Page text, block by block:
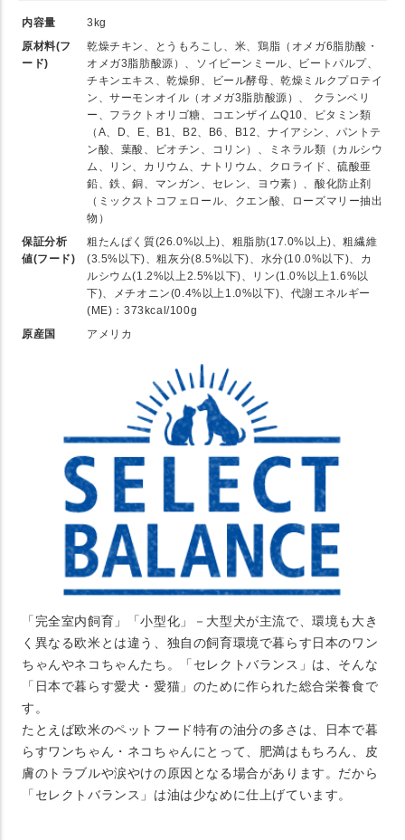
内容量
3kg
原材料(フ
ード)
乾燥チキン、とうもろこし、米、鶏脂（オメガ6脂肪酸・
オメガ3脂肪酸源）、ソイビーンミール、ビートパルプ、
チキンエキス、乾燥卵、ビール酵母、乾燥ミルクプロテイ
ン、サーモンオイル（オメガ3脂肪酸源）、 クランベリ
ー、フラクトオリゴ糖、コエンザイムQ10、ビタミン類
（A、D、E、B1、B2、B6、B12、ナイアシン、パントテ
ン酸、葉酸、ビオチン、コリン）、ミネラル類（カルシウ
ム、リン、カリウム、ナトリウム、クロライド、硫酸亜
鉛、鉄、銅、マンガン、セレン、ヨウ素）、酸化防止剤
（ミックストコフェロール、クエン酸、ローズマリー抽出
物）
保証分析
値(フード)
粗たんぱく質(26.0%以上)、粗脂肪(17.0%以上)、粗繊維
(3.5%以下)、粗灰分(8.5%以下)、水分(10.0%以下)、カ
ルシウム(1.2%以上2.5%以下)、リン(1.0%以上1.6%以
下)、メチオニン(0.4%以上1.0%以下)、代謝エネルギー
(ME)：373kcal/100g
原産国
アメリカ
「完全室内飼育」「小型化」－大型犬が主流で、環境も大き
く異なる欧米とは違う、独自の飼育環境で暮らす日本のワン
ちゃんやネコちゃんたち。「セレクトバランス」は、そんな
「日本で暮らす愛犬・愛猫」のために作られた総合栄養食で
す。
たとえば欧米のペットフード特有の油分の多さは、日本で暮
らすワンちゃん・ネコちゃんにとって、肥満はもちろん、皮
膚のトラブルや涙やけの原因となる場合があります。だから
「セレクトバランス」は油は少なめに仕上げています。